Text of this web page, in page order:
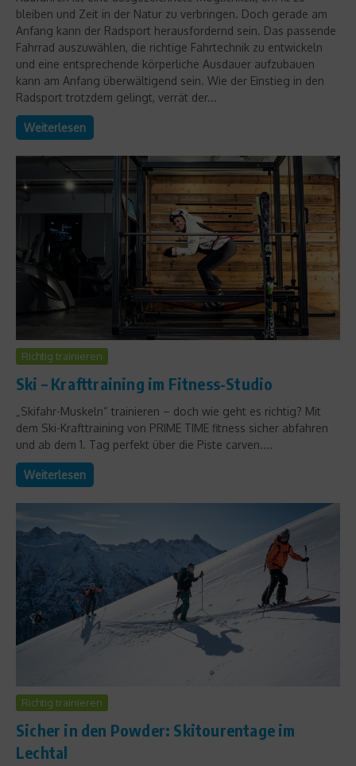
bleiben und Zeit in der Natur zu verbringen. Doch gerade am
Anfang kann der Radsport herausfordernd sein. Das passende
Fahrrad auszuwählen, die richtige Fahrtechnik zu entwickeln
und eine entsprechende körperliche Ausdauer aufzubauen
kann am Anfang überwältigend sein. Wie der Einstieg in den
Radsport trotzdem gelingt, verrät der...
Weiterlesen
Richtig trainieren
Ski – Krafttraining im Fitness-Studio
„Skifahr-Muskeln“ trainieren – doch wie geht es richtig? Mit
dem Ski-Krafttraining von PRIME TIME fitness sicher abfahren
und ab dem 1. Tag perfekt über die Piste carven....
Weiterlesen
Richtig trainieren
Sicher in den Powder: Skitourentage im
Lechtal